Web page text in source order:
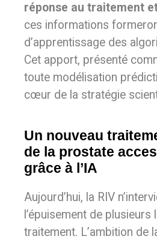
réponse au traitement
ces informations
d’apprentissage des
Cet apport, présenté
toute modélisation
cœur de la stratégie
Un nouveau
de la prostate
grâce à l’IA
Aujourd’hui, la RIV
l’épuisement de plusieurs
traitement. L’ambition de